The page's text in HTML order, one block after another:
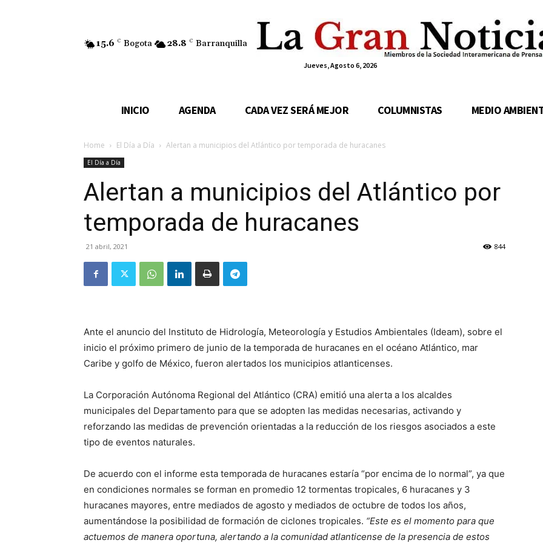
15.6 C Bogota 28.8 C Barranquilla
Jueves, Agosto 6, 2026
INICIO AGENDA CADA VEZ SERÁ MEJOR COLUMNISTAS MEDIO
Home El Día a Día Alertan a municipios del Atlántico por temporada de huracanes
El Día a Día
Alertan a municipios del Atlántico por
temporada de huracanes
21 abril, 2021 844
Ante el anuncio del Instituto de Hidrología, Meteorología y Estudios Ambientales (Ideam), sobre el
inicio el próximo primero de junio de la temporada de huracanes en el océano Atlántico, mar
Caribe y golfo de México, fueron alertados los municipios atlanticenses.
La Corporación Autónoma Regional del Atlántico (CRA) emitió una alerta a los alcaldes
municipales del Departamento para que se adopten las medidas necesarias, activando y
reforzando las medidas de prevención orientadas a la reducción de los riesgos asociados a este
tipo de eventos naturales.
De acuerdo con el informe esta temporada de huracanes estaría “por encima de lo normal”, ya que
en condiciones normales se forman en promedio 12 tormentas tropicales, 6 huracanes y 3
huracanes mayores, entre mediados de agosto y mediados de octubre de todos los años,
aumentándose la posibilidad de formación de ciclones tropicales. “Este es el momento para que
actuemos de manera oportuna, alertando a la comunidad atlanticense de la presencia de estos